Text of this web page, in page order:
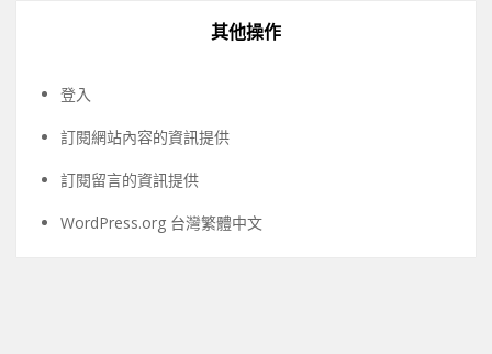
其他操作
登入
訂閱網站內容的資訊提供
訂閱留言的資訊提供
WordPress.org 台灣繁體中文